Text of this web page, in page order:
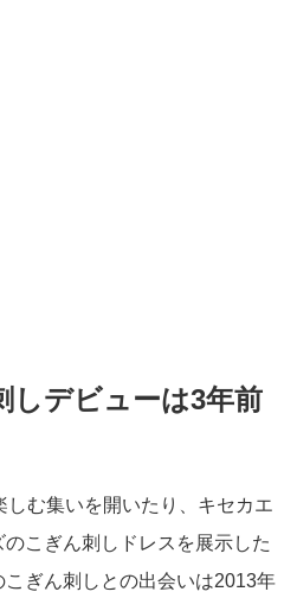
しデビューは3年前
む集いを開いたり、キセカエ
こぎん刺しドレスを展示した
ぎん刺しとの出会いは2013年